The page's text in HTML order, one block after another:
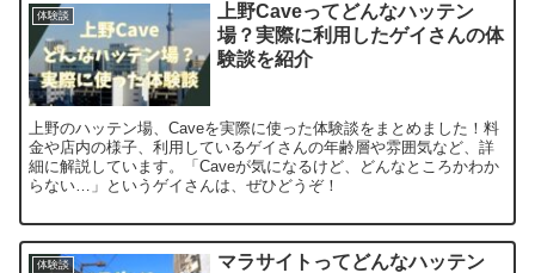
体験談
上野Caveってどんなハッテン
場？実際に利用したゲイさんの体
験談を紹介
上野のハッテン場、Caveを実際に使った体験談をまとめました！料
金や店内の様子、利用しているゲイさんの年齢層や雰囲気など、詳
細に解説しています。「Caveが気になるけど、どんなところかわか
らない…」というゲイさんは、ぜひどうぞ！
体験談
マラサイトってどんなハッテン